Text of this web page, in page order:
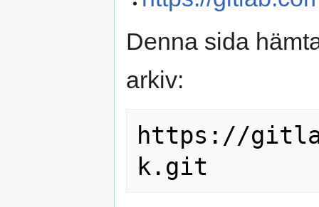
Denna sida
arkiv:
https://